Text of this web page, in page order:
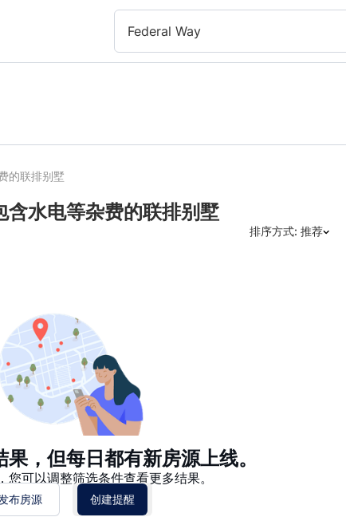
Federal Way
的联排别墅
水电等杂费的联排别墅
排序方式: 推荐
，但每日都有新房源上线。
您可以调整筛选条件查看更多结果。
布房源 创建提醒